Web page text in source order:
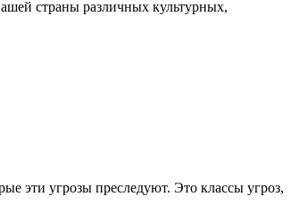
страны различных культурных,
эти угрозы преследуют. Это классы угроз,